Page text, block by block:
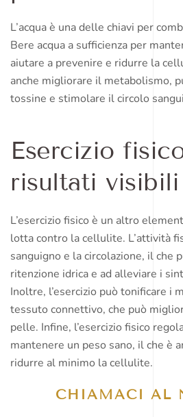
L’acqua è una delle chiavi per
Bere acqua a sufficienza per
aiutare a prevenire e ridurre la
anche migliorare il metabolismo,
tossine e stimolare il circolo
Esercizio
risultati visibili
L’esercizio fisico è un altro
lotta contro la cellulite. L’attività
sanguigno e la circolazione, il che
ritenzione idrica e ad alleviare i
Inoltre, l’esercizio può tonificare i
tessuto connettivo, che può
pelle. Infine, l’esercizio fisico
mantenere un peso sano, il che è
ridurre al minimo la cellulite.
CHIAMACI AL